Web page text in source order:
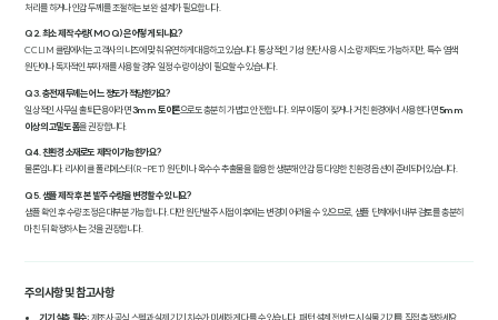
처리를 하거나 안감 두께를 조절하는 보완 설계가 필요합니다.
Q2. 최소 제작 수량(MOQ)은 어떻게 되나요?
CCLIM 클림에서는 고객사의 니즈에 맞춰 유연하게 대응하고 있습니다. 통상적인 기성 원단 사용 시 소량 제작도 가능하지만, 특수 염색
원단이나 독자적인 부자재를 사용할 경우 일정 수량 이상이 필요할 수 있습니다.
Q3. 충전재 두께는 어느 정도가 적당한가요?
일상적인 사무실 출퇴근용이라면3mm 토이론으로도 충분히 가볍고 안전합니다. 외부 이동이 잦거나 거친 환경에서 사용한다면5mm
이상의 고밀도 폼을 권장합니다.
Q4. 친환경 소재로도 제작이 가능한가요?
물론입니다. 리사이클 폴리에스터(R-PET) 원단이나 옥수수 추출물을 활용한 생분해 안감 등 다양한 친환경 옵션이 준비되어 있습니다.
Q5. 샘플 제작 후 본 발주 수량을 변경할 수 있나요?
샘플 확인 후 수량 조정은 대부분 가능합니다. 다만 원단 발주 시점 이후에는 변경이 어려울 수 있으므로, 샘플 단계에서 내부 검토를 충분히
마친 뒤 확정하시는 것을 권장합니다.
주의사항 및 참고사항
기기 실측 필수: 제조사 공식 스펙과 실제 기기 치수가 미세하게 다를 수 있습니다. 패턴 설계 전 반드시 실물 기기를 직접 측정하세요.